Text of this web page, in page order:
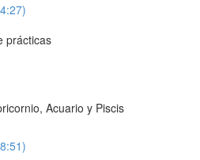
prácticas
Acuario y Piscis